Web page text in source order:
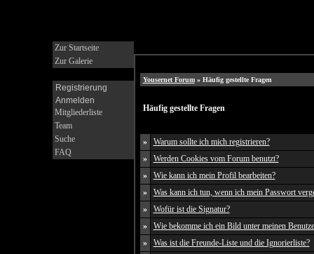
Zur Startseite
Zur Galerie
Registrierung
Anmelden
Mitgliederliste
Team
Suche
FAQ
Yousernet Forum» Häufig gestellte Fragen
Häufig gestellte Fragen
»
Warum sollte ich mich registrieren?
»
Werden Cookies vom Forum benutzt?
»
Wie kann ich mein Profil bearbeiten?
»
Was kann ich tun, wenn ich mein Passwort
»
Wofür ist die Signatur?
»
Wie bekomme ich ein Bild unter meinen
»
Was ist die Freunde-Liste und die Ignorierliste?